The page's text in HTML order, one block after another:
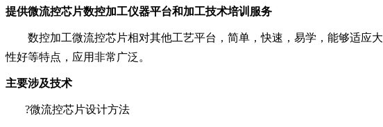
提供微流控芯片数控加工仪器平台和加工技术培训服务
数控加工微流控芯片相对其他工艺平台，简单，快速，易学，能够适应
性好等特点，应用非常广泛。
主要涉及技术
?微流控芯片设计方法